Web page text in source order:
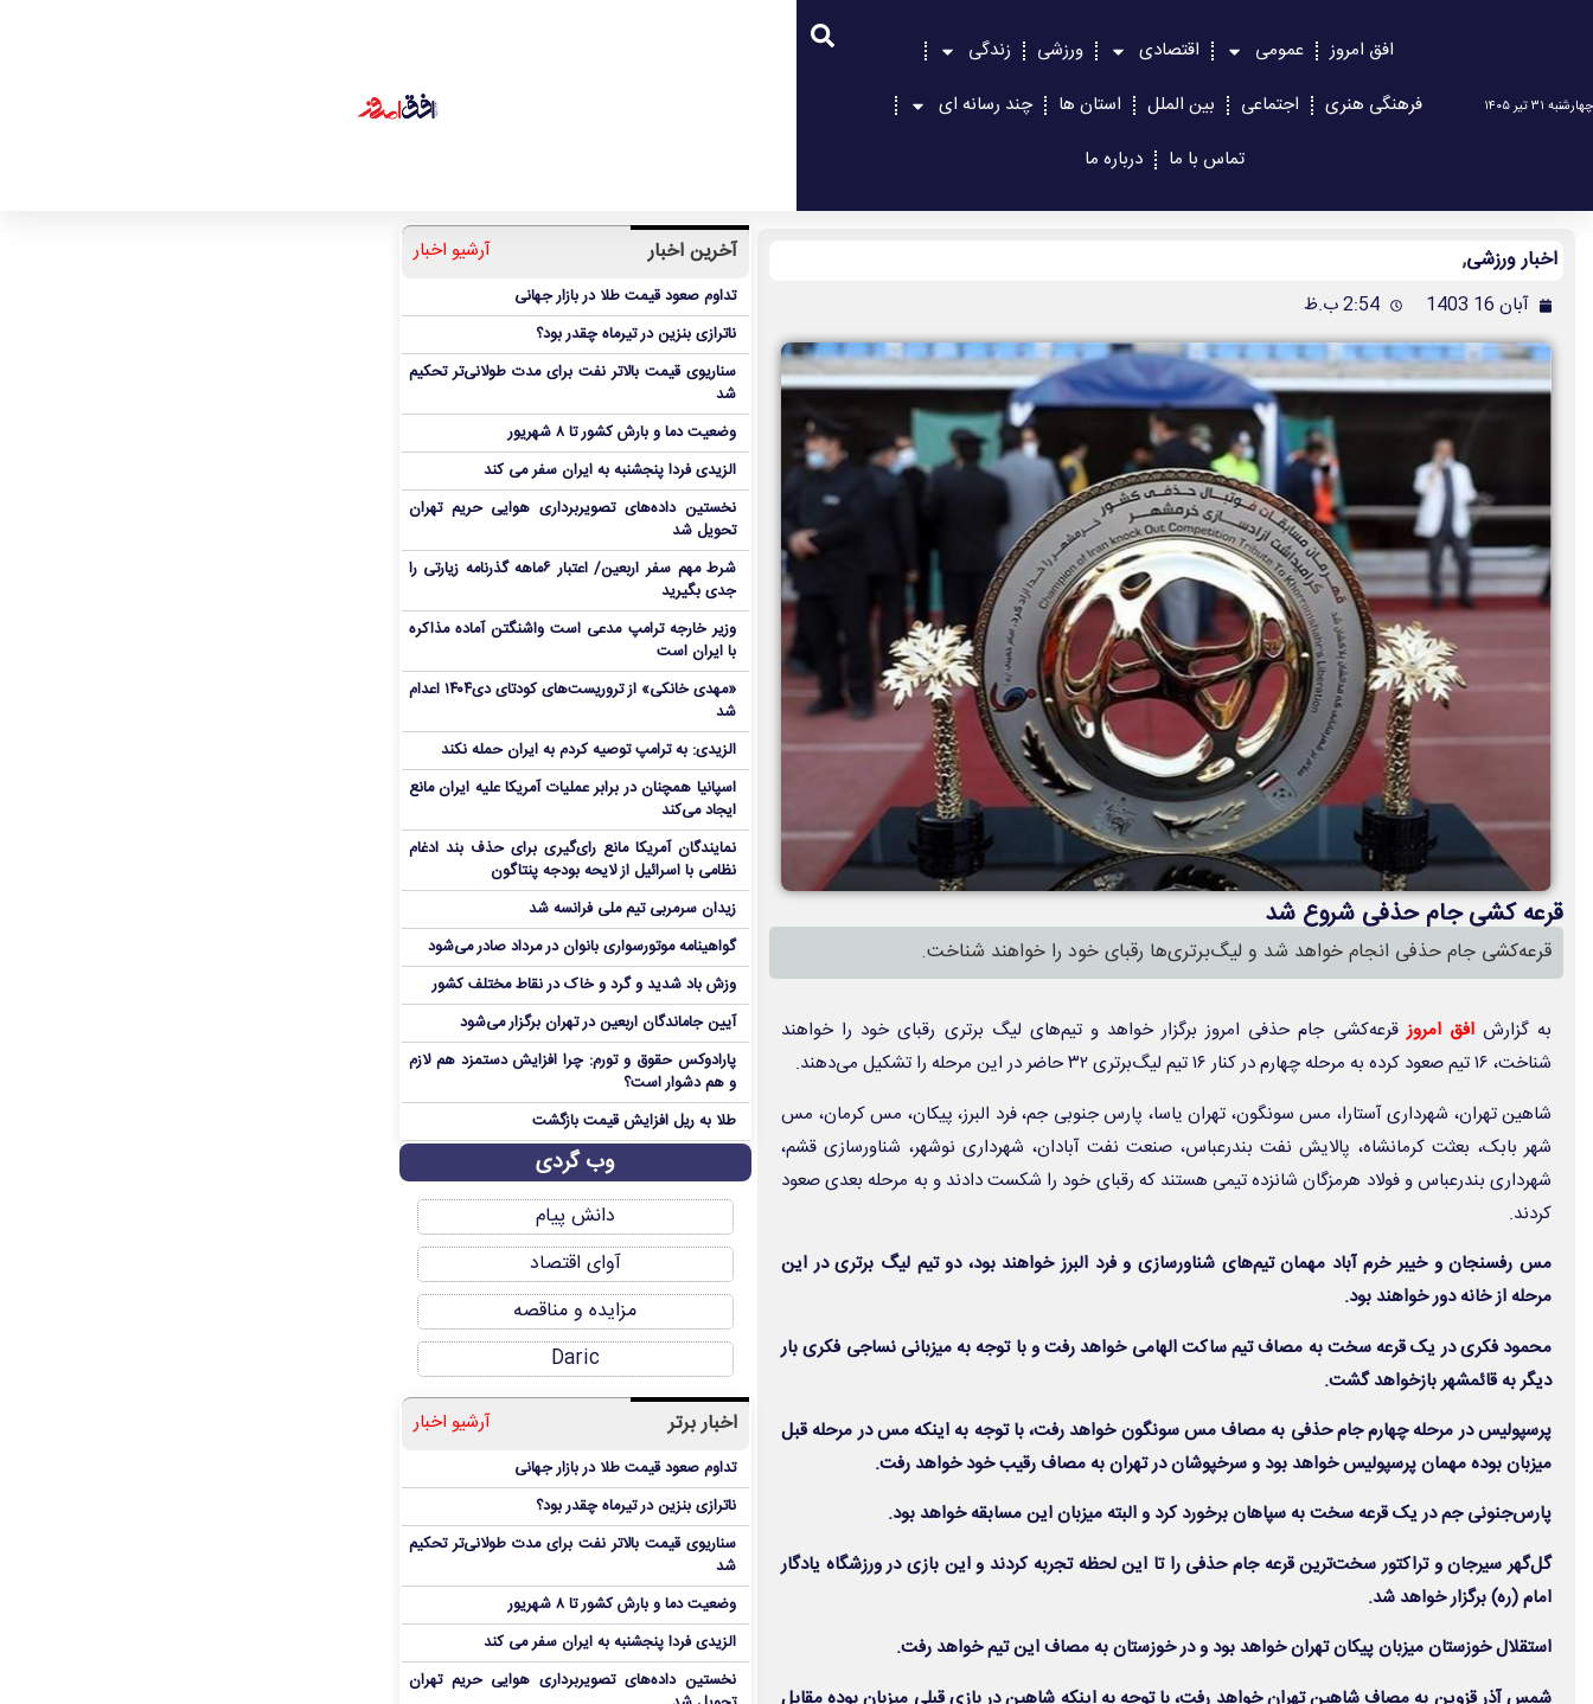
چهارشنبه ۳۱ تیر ۱۴۰۵
افق امروز عمومی اقتصادی ورزشی
زندگی
فرهنگی هنری
اجتماعی بین الملل استان ها
چند رسانه ای
تماس با ما
درباره ما
اخبار ورزشی,
آبان 16 1403 2:54 ب.ظ
قرعه کشی جام حذفی شروع شد
قرعه‌کشی جام حذفی انجام خواهد شد و لیگ‌برتری‌ها رقبای خود را خواهند شناخت.
به گزارشافق امروزقرعه‌کشی جام حذفی امروز برگزار خواهد و تیم‌های لیگ برتری رقبای خود را خواهند
شناخت، ۱۶ تیم صعود کرده به مرحله چهارم در کنار ۱۶ تیم لیگ‌برتری ۳۲ حاضر در این مرحله را تشکیل می‌دهند.
شاهین تهران، شهرداری آستارا، مس سونگون، تهران یاسا، پارس جنوبی جم، فرد البرز، پیکان، مس کرمان، مس
شهر بابک، بعثت کرمانشاه، پالایش نفت بندرعباس، صنعت نفت آبادان، شهرداری نوشهر، شناورسازی قشم،
شهرداری بندرعباس و فولاد هرمزگان شانزده تیمی هستند که رقبای خود را شکست دادند و به مرحله بعدی صعود
کردند.
مس رفسنجان و خیبر خرم آباد مهمان تیم‌های شناورسازی و فرد البرز خواهند بود، دو تیم لیگ برتری در این
مرحله از خانه دور خواهند بود.
محمود فکری در یک قرعه سخت به مصاف تیم ساکت الهامی خواهد رفت و با توجه به میزبانی نساجی فکری بار
دیگر به قائمشهر بازخواهد گشت.
پرسپولیس در مرحله چهارم جام حذفی به مصاف مس سونگون خواهد رفت، با توجه به اینکه مس در مرحله قبل
میزبان بوده مهمان پرسپولیس خواهد بود و سرخپوشان در تهران به مصاف رقیب خود خواهد رفت.
پارس‌جنونی جم در یک قرعه سخت به سپاهان برخورد کرد و البته میزبان این مسابقه خواهد بود.
گل‌گهر سیرجان و تراکتور سخت‌ترین قرعه جام حذفی را تا این لحظه تجربه کردند و این بازی در ورزشگاه یادگار
امام (ره) برگزار خواهد شد.
استقلال خوزستان میزبان پیکان تهران خواهد بود و در خوزستان به مصاف این تیم خواهد رفت.
آخرین اخبار آرشیو اخبار
تداوم صعود قیمت طلا در بازار جهانی
ناترازی بنزین در تیرماه چقدر بود؟
سناریوی قیمت بالاتر نفت برای مدت طولانی‌تر تحکیم
شد
وضعیت دما و بارش کشور تا ۸ شهریور
الزیدی فردا پنجشنبه به ایران سفر می کند
نخستین داده‌های تصویربرداری هوایی حریم تهران
تحویل شد
شرط مهم سفر اربعین/ اعتبار ۶ماهه گذرنامه زیارتی را
جدی بگیرید
وزیر خارجه ترامپ مدعی است واشنگتن آماده مذاکره
با ایران است
«مهدی خانکی» از تروریست‌های کودتای دی۱۴۰۴ اعدام
شد
الزیدی: به ترامپ توصیه کردم به ایران حمله نکند
اسپانیا همچنان در برابر عملیات آمریکا علیه ایران مانع
ایجاد می‌کند
نمایندگان آمریکا مانع رای‌گیری برای حذف بند ادغام
نظامی با اسرائیل از لایحه بودجه پنتاگون
زیدان سرمربی تیم ملی فرانسه شد
گواهینامه موتورسواری بانوان در مرداد صادر می‌شود
وزش باد شدید و گرد و خاک در نقاط مختلف کشور
آیین جاماندگان اربعین در تهران برگزار می‌شود
پارادوکس حقوق و تورم: چرا افزایش دستمزد هم لازم
و هم دشوار است؟
طلا به ریل افزایش قیمت بازگشت
وب گردی
دانش پیام
آوای اقتصاد
مزایده و مناقصه
Daric
اخبار برتر آرشیو اخبار
تداوم صعود قیمت طلا در بازار جهانی
ناترازی بنزین در تیرماه چقدر بود؟
سناریوی قیمت بالاتر نفت برای مدت طولانی‌تر تحکیم
شد
وضعیت دما و بارش کشور تا ۸ شهریور
الزیدی فردا پنجشنبه به ایران سفر می کند
نخستین داده‌های تصویربرداری هوایی حریم تهران